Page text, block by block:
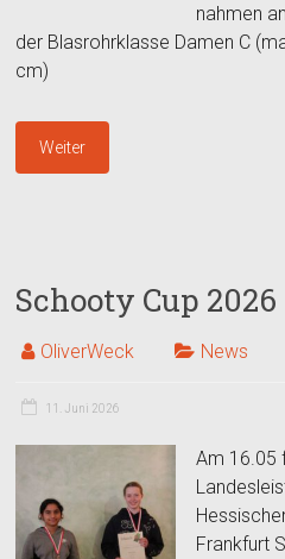
nahmen
der Blasrohrklasse Damen C
cm)
Weiter
Schooty Cup 2026
OliverWeck News
11. Juni 2026
Am 16.05
Frankfurt